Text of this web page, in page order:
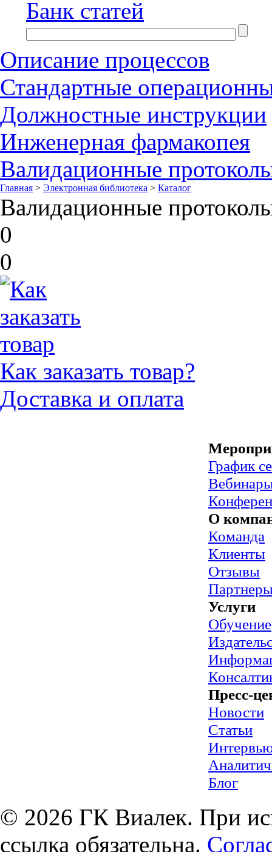
Банк статей
Описание процессов
Стандартные
Должностные инструкции
Инженерная фармакопея
Валидационные
Главная > Электронная библиотека > Каталог
Валидационные
0
0
Как заказать товар?
Доставка и оплата
График
О
Команда
Клиенты
Отзывы
Услуги
Обучение
Пресс-
Новости
Статьи
Блог
© 2026 ГК Виалек. При
ссылка обязательна.